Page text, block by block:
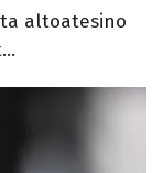
altoatesino